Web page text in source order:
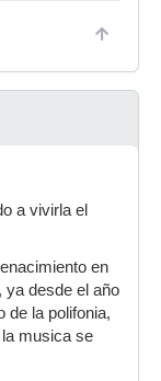
a vivirla el
en
ya desde el año
de la polifonia,
la musica se